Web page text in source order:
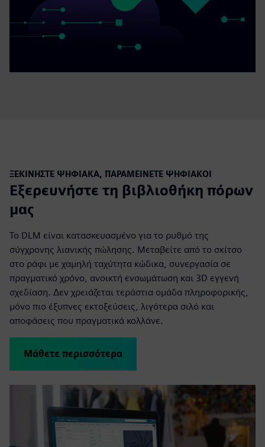
ΞΕΚΙΝΉΣΤΕ ΨΗΦΙΑΚΆ, ΠΑΡΑΜΕΊΝΕΤΕ ΨΗΦΙΑΚΟΊ
Εξερευνήστε τη βιβλιοθήκη πόρων
μας
Το DLM είναι κατασκευασμένο για το ρυθμό της
σύγχρονης λιανικής πώλησης. Μεταβείτε από το σκίτσο
στο ράφι με χαμηλή ταχύτητα κώδικα, συνεργασία σε
πραγματικό χρόνο, ανοικτή ενσωμάτωση και 3D εγγενή
σχεδίαση. Δεν χρειάζεται τεράστια ομάδα πληροφορικής,
μόνο πιο έξυπνες εκτοξεύσεις, λιγότερα σιλό και
αποφάσεις που πραγματικά κολλάνε.
Μάθετε περισσότερα